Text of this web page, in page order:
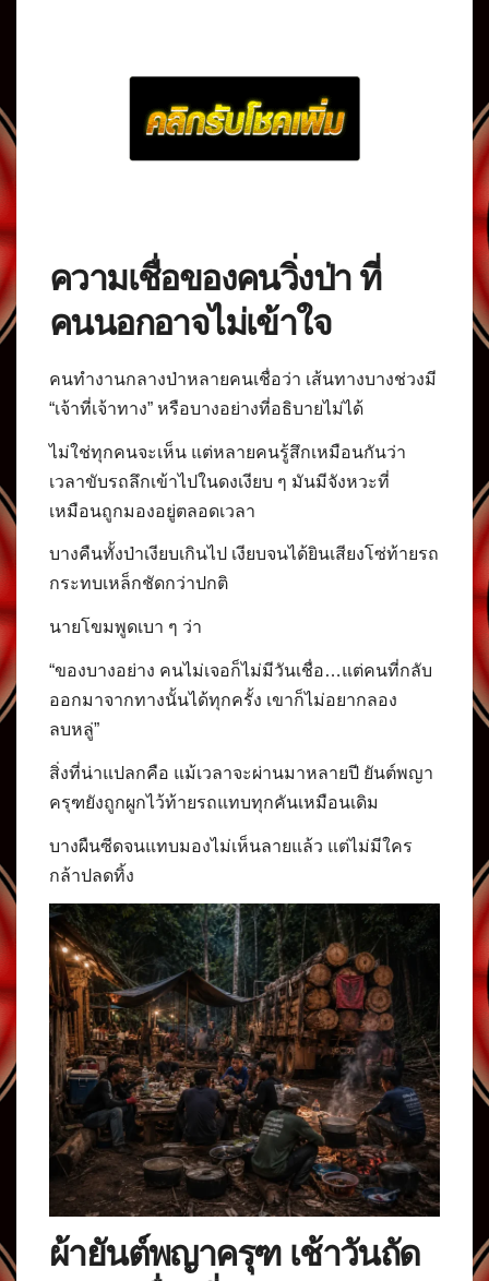
ความเชื่อของคนวิ่งป่า ที่
คนนอกอาจไม่เข้าใจ
คนทำงานกลางป่าหลายคนเชื่อว่า เส้นทางบางช่วงมี
“เจ้าที่เจ้าทาง” หรือบางอย่างที่อธิบายไม่ได้
ไม่ใช่ทุกคนจะเห็น แต่หลายคนรู้สึกเหมือนกันว่า
เวลาขับรถลึกเข้าไปในดงเงียบ ๆ มันมีจังหวะที่
เหมือนถูกมองอยู่ตลอดเวลา
บางคืนทั้งป่าเงียบเกินไป เงียบจนได้ยินเสียงโซ่ท้ายรถ
กระทบเหล็กชัดกว่าปกติ
นายโขมพูดเบา ๆ ว่า
“ของบางอย่าง คนไม่เจอก็ไม่มีวันเชื่อ…แต่คนที่กลับ
ออกมาจากทางนั้นได้ทุกครั้ง เขาก็ไม่อยากลอง
ลบหลู่”
สิ่งที่น่าแปลกคือ แม้เวลาจะผ่านมาหลายปี ยันต์พญา
ครุฑยังถูกผูกไว้ท้ายรถแทบทุกคันเหมือนเดิม
บางผืนซีดจนแทบมองไม่เห็นลายแล้ว แต่ไม่มีใคร
กล้าปลดทิ้ง
ผ้ายันต์พญาครุฑ เช้าวันถัด